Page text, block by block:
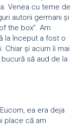
Venea cu teme de
autorii germani și
the box”. Am
la început a fost o
Chiar și acum îi mai
să aud de la
ea era deja
place că am